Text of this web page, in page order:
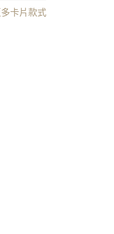
卡片款式